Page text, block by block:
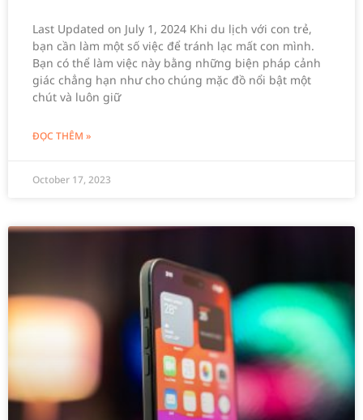
Last Updated on July 1, 2024 Khi du lịch với con trẻ,
bạn cần làm một số việc để tránh lạc mất con mình.
Bạn có thể làm việc này bằng những biện pháp cảnh
giác chẳng hạn như cho chúng mặc đồ nổi bật một
chút và luôn giữ
ĐỌC THÊM »
October 17, 2023